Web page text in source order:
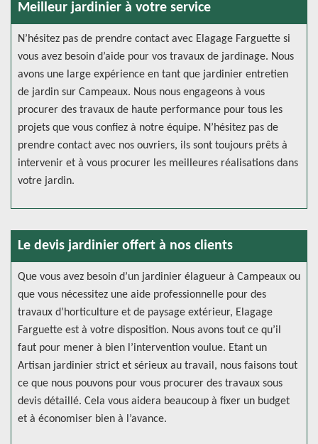
Meilleur jardinier à votre service
N’hésitez pas de prendre contact avec Elagage Farguette si
vous avez besoin d’aide pour vos travaux de jardinage. Nous
avons une large expérience en tant que jardinier entretien
de jardin sur Campeaux. Nous nous engageons à vous
procurer des travaux de haute performance pour tous les
projets que vous confiez à notre équipe. N’hésitez pas de
prendre contact avec nos ouvriers, ils sont toujours prêts à
intervenir et à vous procurer les meilleures réalisations dans
votre jardin.
Le devis jardinier offert à nos clients
Que vous avez besoin d’un jardinier élagueur à Campeaux ou
que vous nécessitez une aide professionnelle pour des
travaux d’horticulture et de paysage extérieur, Elagage
Farguette est à votre disposition. Nous avons tout ce qu’il
faut pour mener à bien l’intervention voulue. Etant un
Artisan jardinier strict et sérieux au travail, nous faisons tout
ce que nous pouvons pour vous procurer des travaux sous
devis détaillé. Cela vous aidera beaucoup à fixer un budget
et à économiser bien à l’avance.